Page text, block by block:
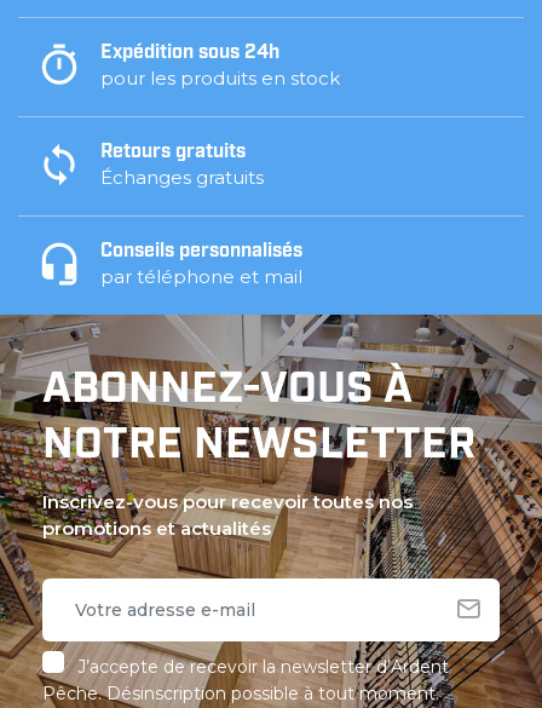
Expédition sous 24h
pour les produits en stock
Retours gratuits
Échanges gratuits
Conseils personnalisés
par téléphone et mail
ABONNEZ-VOUS À
NOTRE NEWSLETTER
Inscrivez-vous pour recevoir toutes nos
promotions et actualités
J’accepte de recevoir la newsletter d’Ardent
Pêche. Désinscription possible à tout moment.